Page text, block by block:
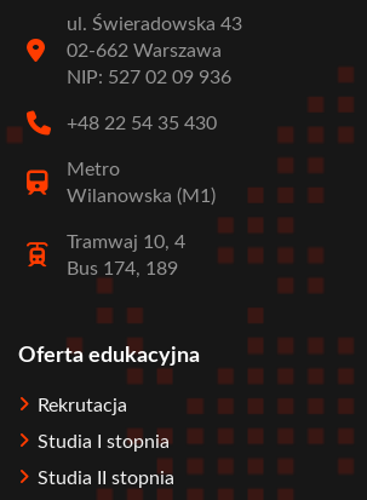
ul. Świeradowska 43
02-662 Warszawa
NIP: 527 02 09 936
+48 22 54 35 430
Metro
Wilanowska (M1)
Tramwaj 10, 4
Bus 174, 189
Stopka
Oferta edukacyjna
Rekrutacja
Studia I stopnia
Studia II stopnia